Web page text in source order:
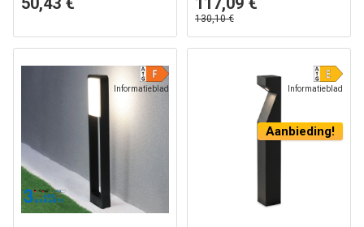
130,10 €
Informatieblad Informatieblad
Aanbieding!